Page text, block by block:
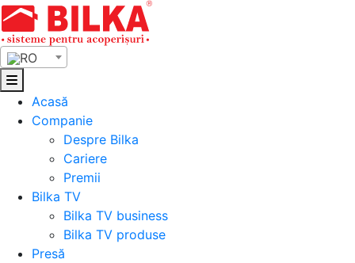
Skip
to
content
RO
Acasă
Companie
Despre Bilka
Cariere
Premii
Bilka TV
Bilka TV business
Bilka TV produse
Presă